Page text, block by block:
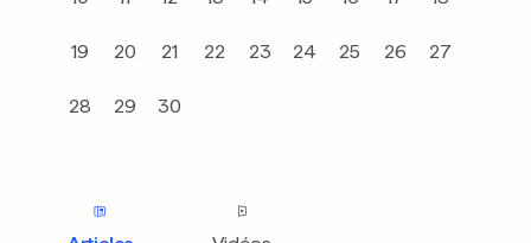
19 20 21 22 23 24 25 26 27
28 29 30